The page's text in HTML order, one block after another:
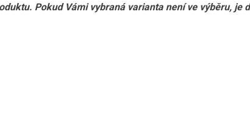
Pokud Vámi vybraná varianta není ve výběru, je